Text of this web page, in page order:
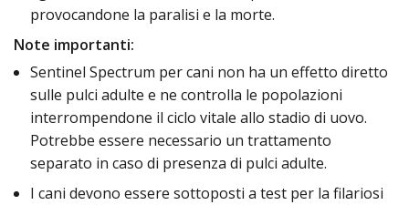
provocandone la paralisi e la morte.
Note importanti:
Sentinel Spectrum per cani non ha un effetto diretto
sulle pulci adulte e ne controlla le popolazioni
interrompendone il ciclo vitale allo stadio di uovo.
Potrebbe essere necessario un trattamento
separato in caso di presenza di pulci adulte.
I cani devono essere sottoposti a test per la filariosi